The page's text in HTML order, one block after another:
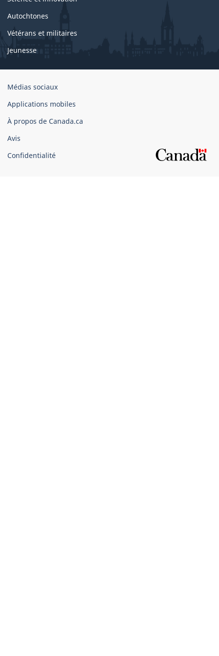
Autochtones
Vétérans et militaires
Jeunesse
Organisation
gouvernement
du
Canada
Médias sociaux
Applications mobiles
À propos de Canada.ca
Avis
Confidentialité